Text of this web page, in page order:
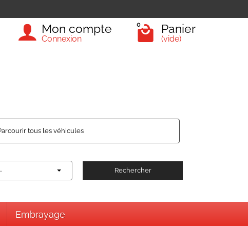
Mon compte
Connexion
0 Panier
(vide)
tous les véhicules
Rechercher
Embrayage